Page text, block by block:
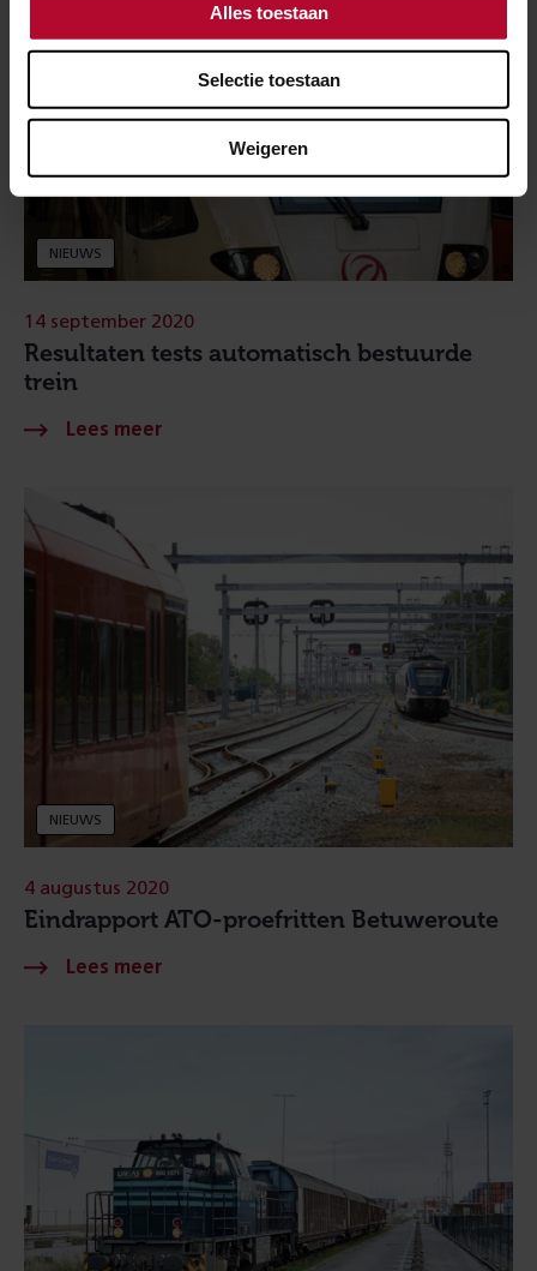
Alles toestaan
Selectie toestaan
Weigeren
NIEUWS
Resultaten tests automatisch bestuurde
trein
14 september 2020
NIEUWS
Eindrapport ATO-proefritten Betuweroute
4 augustus 2020